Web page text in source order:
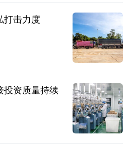
打击力度
投资质量持续